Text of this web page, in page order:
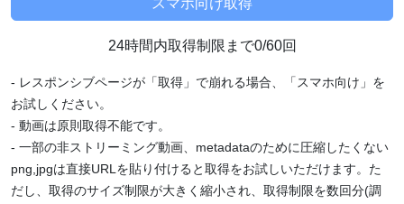
24時間内取得制限まで0/60回
- レスポンシブページが「取得」で崩れる場合、「スマホ向け」を
お試しください。
- 動画は原則取得不能です。
- 一部の非ストリーミング動画、metadataのために圧縮したくない
png,jpgは直接URLを貼り付けると取得をお試しいただけます。た
だし、取得のサイズ制限が大きく縮小され、取得制限を数回分(調